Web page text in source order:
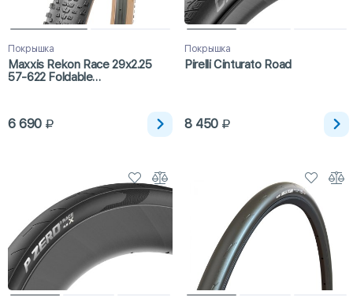
Покрышка
Maxxis Rekon Race 29x2.25
57-622 Foldable
6 690
Покрышка
Pirelli Cinturato Road
8 450